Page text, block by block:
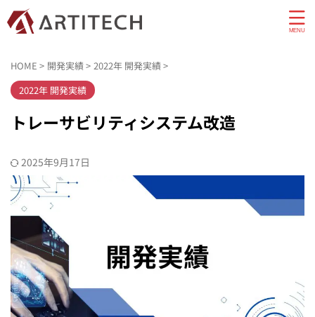
HOME > 開発実績> 2022年 開発実績>
2022年 開発実績
トレーサビリティシステム改造
2025年9月17日